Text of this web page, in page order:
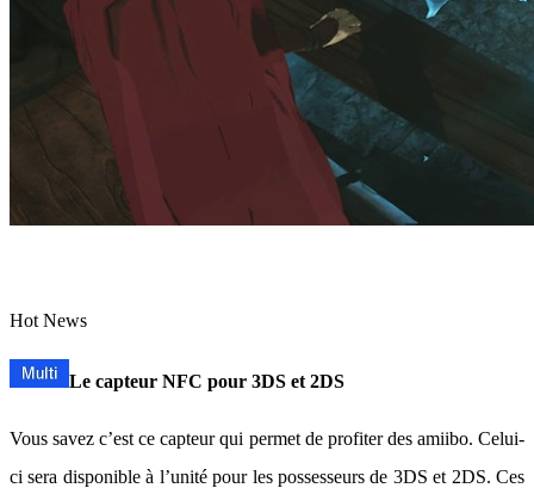
Hot News
Le capteur NFC pour 3DS et 2DS
Vous savez c’est ce capteur qui permet de profiter des amiibo. Celui-
ci sera disponible à l’unité pour les possesseurs de 3DS et 2DS. Ces